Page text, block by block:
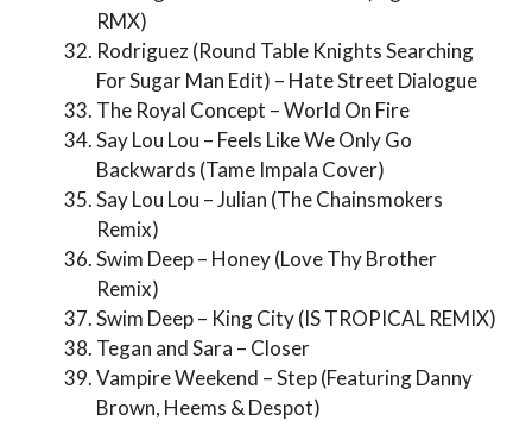
RMX)
Rodriguez (Round Table Knights Searching
For Sugar Man Edit) – Hate Street Dialogue
The Royal Concept – World On Fire
Say Lou Lou – Feels Like We Only Go
Backwards (Tame Impala Cover)
Say Lou Lou – Julian (The Chainsmokers
Remix)
Swim Deep – Honey (Love Thy Brother
Remix)
Swim Deep – King City (IS TROPICAL REMIX)
Tegan and Sara – Closer
Vampire Weekend – Step (Featuring Danny
Brown, Heems & Despot)